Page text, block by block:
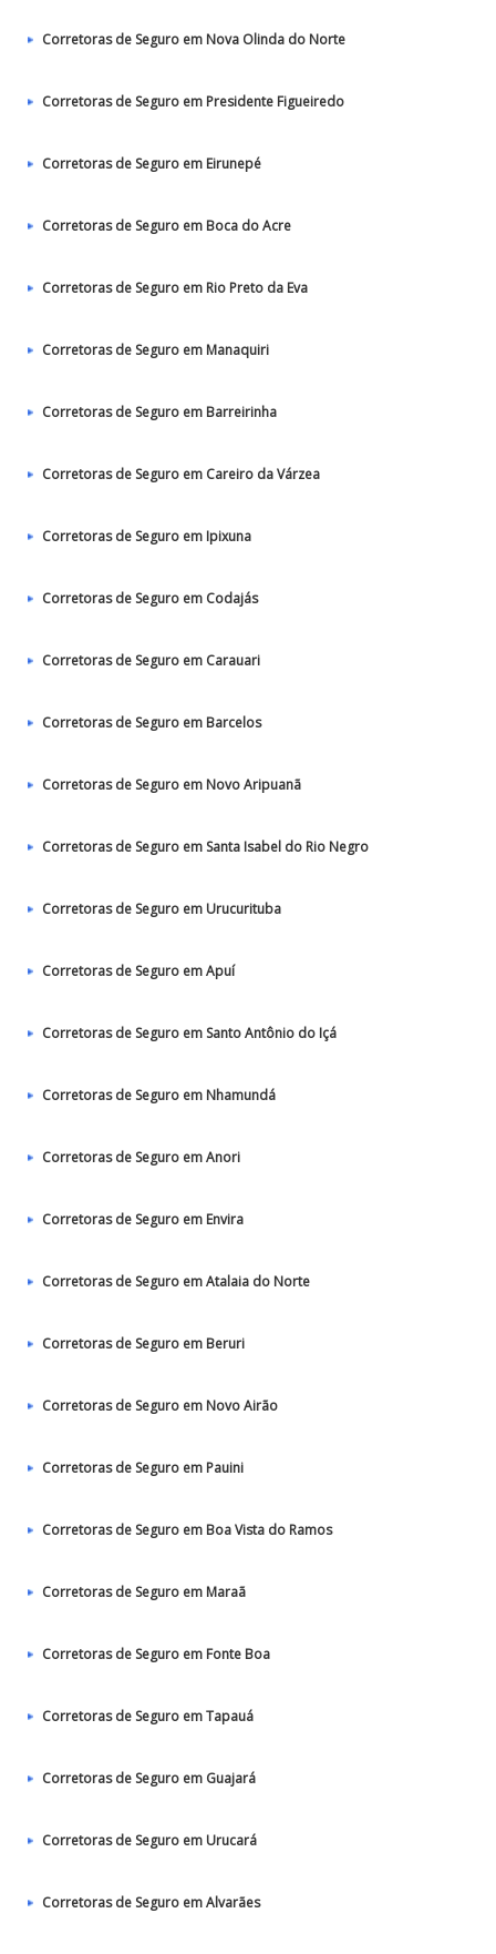
Corretoras de Seguro em Nova Olinda do Norte
Corretoras de Seguro em Presidente Figueiredo
Corretoras de Seguro em Eirunepé
Corretoras de Seguro em Boca do Acre
Corretoras de Seguro em Rio Preto da Eva
Corretoras de Seguro em Manaquiri
Corretoras de Seguro em Barreirinha
Corretoras de Seguro em Careiro da Várzea
Corretoras de Seguro em Ipixuna
Corretoras de Seguro em Codajás
Corretoras de Seguro em Carauari
Corretoras de Seguro em Barcelos
Corretoras de Seguro em Novo Aripuanã
Corretoras de Seguro em Santa Isabel do Rio Negro
Corretoras de Seguro em Urucurituba
Corretoras de Seguro em Apuí
Corretoras de Seguro em Santo Antônio do Içá
Corretoras de Seguro em Nhamundá
Corretoras de Seguro em Anori
Corretoras de Seguro em Envira
Corretoras de Seguro em Atalaia do Norte
Corretoras de Seguro em Beruri
Corretoras de Seguro em Novo Airão
Corretoras de Seguro em Pauini
Corretoras de Seguro em Boa Vista do Ramos
Corretoras de Seguro em Maraã
Corretoras de Seguro em Fonte Boa
Corretoras de Seguro em Tapauá
Corretoras de Seguro em Guajará
Corretoras de Seguro em Urucará
Corretoras de Seguro em Alvarães